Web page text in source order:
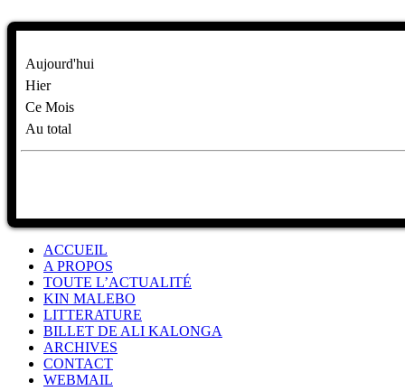
Aujourd'hui
Hier
Ce Mois
Au total
ACCUEIL
A PROPOS
TOUTE L’ACTUALITÉ
KIN MALEBO
LITTERATURE
BILLET DE ALI KALONGA
ARCHIVES
CONTACT
WEBMAIL